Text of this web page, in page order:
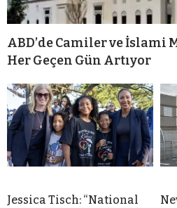
ABD’de Camiler ve İslami
Her Geçen Gün Artıyor
Jessica Tisch: “National